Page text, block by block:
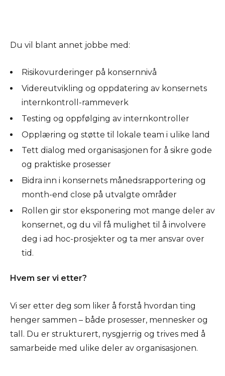
Du vil blant annet jobbe med:
Risikovurderinger på konsernnivå
Videreutvikling og oppdatering av konsernets
internkontroll-rammeverk
Testing og oppfølging av internkontroller
Opplæring og støtte til lokale team i ulike land
Tett dialog med organisasjonen for å sikre gode
og praktiske prosesser
Bidra inn i konsernets månedsrapportering og
month-end close på utvalgte områder
Rollen gir stor eksponering mot mange deler av
konsernet, og du vil få mulighet til å involvere
deg i ad hoc-prosjekter og ta mer ansvar over
tid.
Hvem ser vi etter?
Vi ser etter deg som liker å forstå hvordan ting
henger sammen – både prosesser, mennesker og
tall. Du er strukturert, nysgjerrig og trives med å
samarbeide med ulike deler av organisasjonen.